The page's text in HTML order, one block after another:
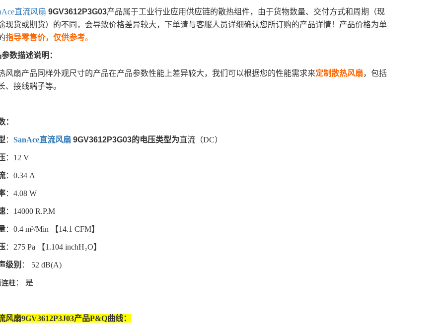
直流风扇 9GV3612P3G03产品属于工业行业应用供应链的散热组件，由于货物数量、交付方式和周期（现
现货或期货）的不同，会导致价格差异较大，下单请与客服人员详细确认您所订购的产品详情！产品价格为单
指导零售价，仅供参考。
数描述说明：
风扇产品同样外观尺寸的产品在产品参数性能上差异较大，我们可以根据您的性能需求来定制散热风扇，包括
、接线端子等。
：
： SanAce直流风扇 9GV3612P3G03的电压类型为直流（DC）
：12 V
：0.34 A
：4.08 W
：14000 R.P.M
：0.4 m³/Min 【14.1 CFM】
：275 Pa 【1.104 inchH₂O】
级别 ： 52 dB(A)
柱： 是
风扇9GV3612P3J03产品P&Q曲线：